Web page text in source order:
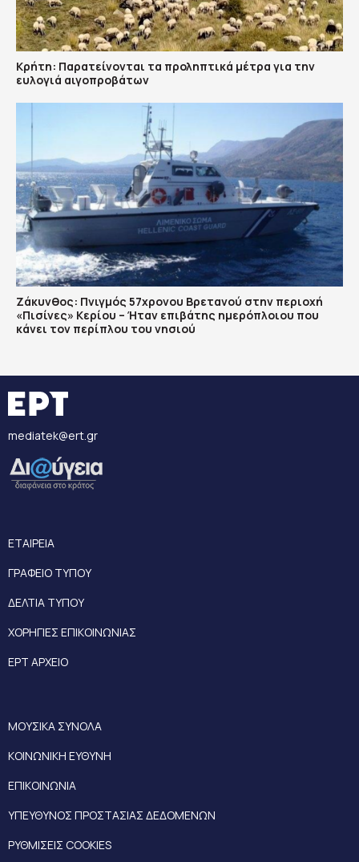
Κρήτη: Παρατείνονται τα προληπτικά μέτρα για την
ευλογιά αιγοπροβάτων
Ζάκυνθος: Πνιγμός 57χρονου Βρετανού στην περιοχή
«Πισίνες» Κερίου – Ήταν επιβάτης ημερόπλοιου που
κάνει τον περίπλου του νησιού
mediatek@ert.gr
ΕΤΑΙΡΕΙΑ
ΓΡΑΦΕΙΟ ΤΥΠΟΥ
ΔΕΛΤΙΑ ΤΥΠΟΥ
ΧΟΡΗΓΙΕΣ ΕΠΙΚΟΙΝΩΝΙΑΣ
ΕΡΤ ΑΡΧΕΙΟ
ΜΟΥΣΙΚΑ ΣΥΝΟΛΑ
ΚΟΙΝΩΝΙΚΗ ΕΥΘΥΝΗ
ΕΠΙΚΟΙΝΩΝΙΑ
ΥΠΕΥΘΥΝΟΣ ΠΡΟΣΤΑΣΙΑΣ ΔΕΔΟΜΕΝΩΝ
ΡΥΘΜΙΣΕΙΣ COOKIES